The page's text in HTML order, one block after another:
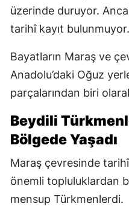
üzerinde duruyor.
tarihî kayıt bulunmuyor.
Bayatların Maraş ve
Anadolu’daki Oğuz
parçalarından biri
Beydili
Bölgede Yaşadı
Maraş çevresinde
önemli topluluklardan
mensup Türkmenlerdi.